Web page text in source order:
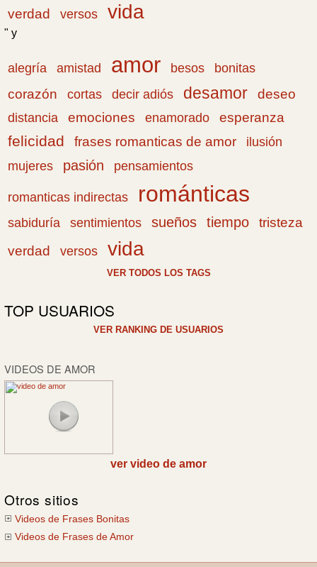
verdad
versos vida
" y
alegría amistad amor besos
bonitas
corazón
cortas decir adiós desamor deseo
distancia emociones enamorado esperanza
felicidad frases romanticas de amor
ilusión
mujeres
pasión pensamientos
romanticas indirectas románticas
sabiduría sentimientos sueños tiempo
tristeza
verdad
versos vida
VER TODOS LOS TAGS
TOP USUARIOS
VER RANKING DE USUARIOS
VIDEOS DE AMOR
ver video de amor
Otros sitios
Videos de Frases Bonitas
Videos de Frases de Amor